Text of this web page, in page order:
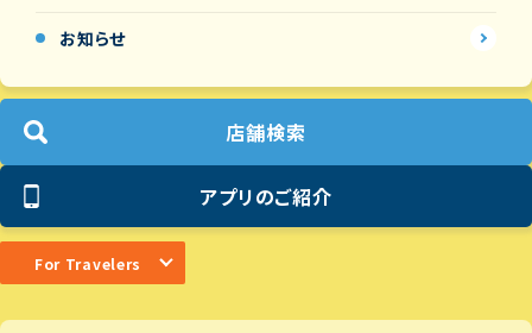
お知らせ
店舗検索
アプリのご紹介
For Travelers